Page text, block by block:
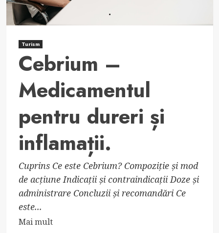
Turism
Cebrium –
Medicamentul
pentru dureri și
inflamații.
Cuprins Ce este Cebrium? Compoziție și mod
de acțiune Indicații și contraindicații Doze și
administrare Concluzii și recomandări Ce
este...
Mai multRead